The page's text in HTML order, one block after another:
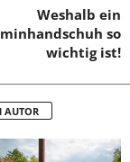
Weshalb ein
so
wichtig ist!
AUTOR